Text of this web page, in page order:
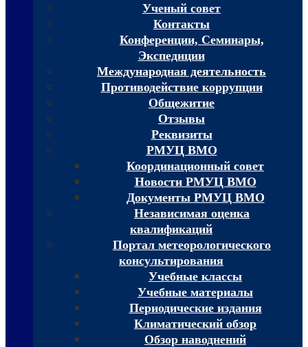
Ученый совет
Контакты
Конференции, Семинары,
Экспедиции
Международная деятельность
Противодействие коррупции
Общежитие
Отзывы
Реквизиты
РМУЦ ВМО
Координационный совет
Новости РМУЦ ВМО
Документы РМУЦ ВМО
Независимая оценка
квалификаций
Портал метеорологического
консультирования
Учебные классы
Учебные материалы
Периодические издания
Климатический обзор
Обзор наводнений